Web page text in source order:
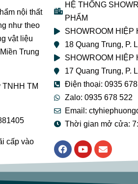
nội thất
như theo
vật liệu
Trung
TM
cấp vào
HỆ THỐNG
PHẨM
SHOWROOM
18 Quang Trung, P.
SHOWROOM HIỆP
17 Quang Trung, P.
Điện thoại: 0935
Zalo: 0935 678 522
Email:
Thời gian mở cửa:
F
a
c
e
b
Y
o
u
t
E
n
v
e